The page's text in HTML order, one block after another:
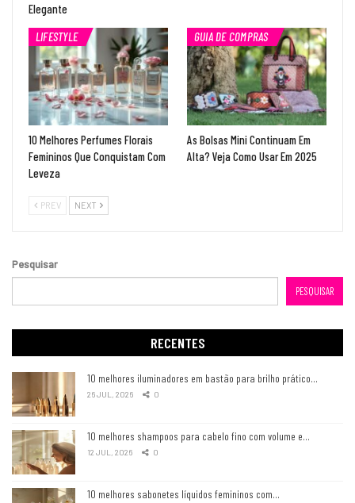
Elegante
LIFESTYLE
10 Melhores Perfumes Florais
Femininos Que Conquistam Com
Leveza
GUIA DE COMPRAS
As Bolsas Mini Continuam Em
Alta? Veja Como Usar Em 2025
PREV NEXT
Pesquisar
PESQUISAR
RECENTES
10 melhores iluminadores em bastão para brilho prático…
26 JUL, 2026 0
10 melhores shampoos para cabelo fino com volume e…
12 JUL, 2026 0
10 melhores sabonetes líquidos femininos com…